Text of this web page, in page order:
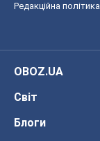
Редакційна політика
OBOZ.UA
Світ
Блоги